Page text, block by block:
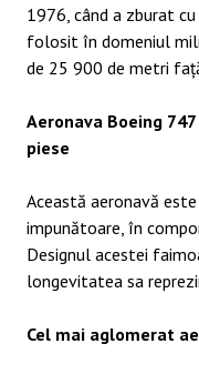
1976, când a zburat
folosit în domeniul
de 25 900 de metri
Aeronava Boeing
piese
Această aeronavă
impunătoare, în
Designul acestei
longevitatea sa
Cel mai aglomerat